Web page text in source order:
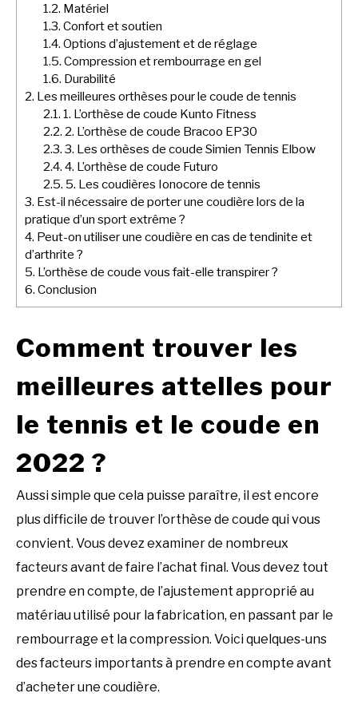
1.2. Matériel
1.3. Confort et soutien
1.4. Options d’ajustement et de réglage
1.5. Compression et rembourrage en gel
1.6. Durabilité
2. Les meilleures orthèses pour le coude de tennis
2.1. 1. L’orthèse de coude Kunto Fitness
2.2. 2. L’orthèse de coude Bracoo EP30
2.3. 3. Les orthèses de coude Simien Tennis Elbow
2.4. 4. L’orthèse de coude Futuro
2.5. 5. Les coudières Ionocore de tennis
3. Est-il nécessaire de porter une coudière lors de la
pratique d’un sport extrême ?
4. Peut-on utiliser une coudière en cas de tendinite et
d’arthrite ?
5. L’orthèse de coude vous fait-elle transpirer ?
6. Conclusion
Comment trouver les
meilleures attelles pour
le tennis et le coude en
2022 ?
Aussi simple que cela puisse paraître, il est encore
plus difficile de trouver l’orthèse de coude qui vous
convient. Vous devez examiner de nombreux
facteurs avant de faire l’achat final. Vous devez tout
prendre en compte, de l’ajustement approprié au
matériau utilisé pour la fabrication, en passant par le
rembourrage et la compression. Voici quelques-uns
des facteurs importants à prendre en compte avant
d’acheter une coudière.